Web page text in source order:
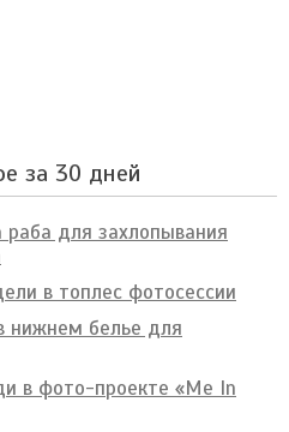
за 30 дней
для захлопывания
в топлес фотосессии
нижнем белье для
в фото-проекте «Me In